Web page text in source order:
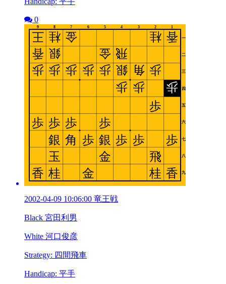
0
2002-04-09 10:06:00 竜王戦
Black 宮田利男
White 河口俊彦
Strategy: 四間飛車
Handicap: 平手